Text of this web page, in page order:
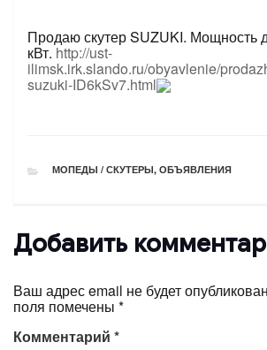
Продаю скутер SUZUKI. Мощность
кВт.http://ust-
ilimsk.irk.slando.ru/obyavlenie/
suzuki-ID6kSv7.html
РУБРИКИ
МОПЕДЫ / СКУТЕРЫ, ОБЪЯВЛЕНИЯ
Добавить
Ваш адрес email не будет
поля помечены *
Комментарий *